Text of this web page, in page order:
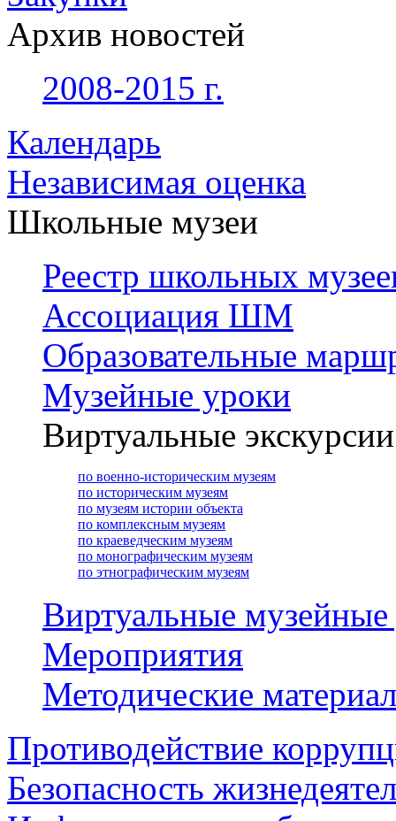
Архив новостей
2008-2015 г.
Календарь
Независимая оценка
Школьные музеи
Реестр школьных
Ассоциация ШМ
Образовательные
Музейные уроки
Виртуальные экскурсии
по военно-историческим музеям
по историческим музеям
по музеям истории объекта
по комплексным музеям
по краеведческим музеям
по монографическим музеям
по этнографическим музеям
Виртуальные
Мероприятия
Методические
Противодействие
Безопасность